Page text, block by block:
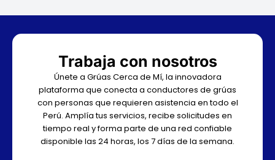
Trabaja con nosotros
Únete a Grúas Cerca de Mí, la innovadora
plataforma que conecta a conductores de grúas
con personas que requieren asistencia en todo el
Perú. Amplía tus servicios, recibe solicitudes en
tiempo real y forma parte de una red confiable
disponible las 24 horas, los 7 días de la semana.